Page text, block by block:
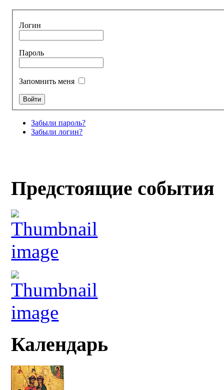
Логин
Пароль
Запомнить меня
Забыли пароль?
Забыли логин?
Предстоящие события
Календарь